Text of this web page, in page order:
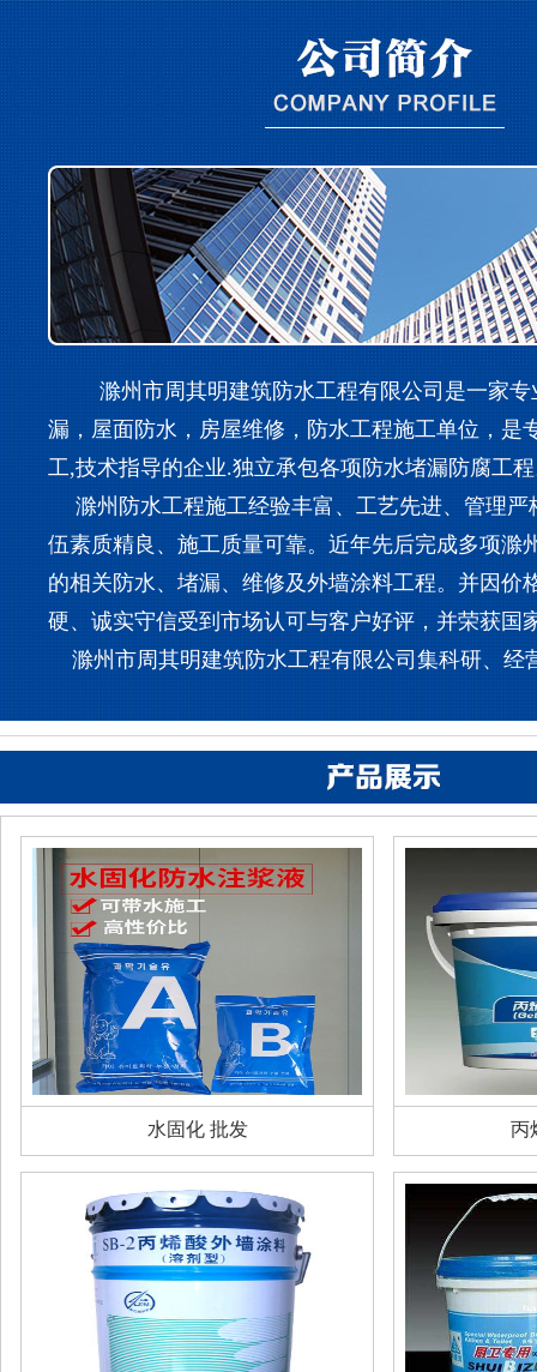
滁州市周其明建筑防水工程有限公司是一家
漏，屋面防水，房屋维修，防水工程施工单位，是
工,技术指导的企业.独立承包各项防水堵漏防腐工
滁州防水工程施工经验丰富、工艺先进、管理严
伍素质精良、施工质量可靠。近年先后完成多项滁
的相关防水、堵漏、维修及外墙涂料工程。并因价
硬、诚实守信受到市场认可与客户好评，并荣获国
滁州市周其明建筑防水工程有限公司集科研、经
水固化 批发 丙